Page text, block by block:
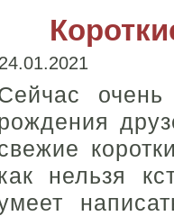
пташко»
24.01.2021
нельзя